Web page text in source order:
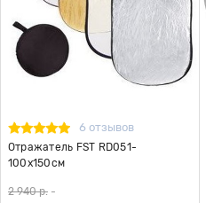
6 отзывов
Отражатель FST RD051-
100x150см
2 940 р. -